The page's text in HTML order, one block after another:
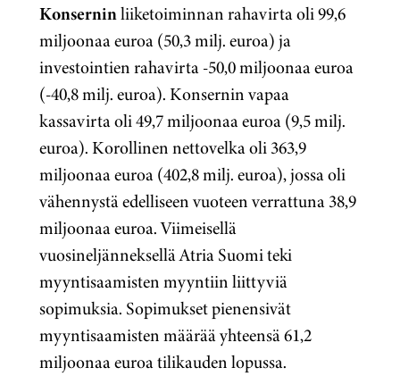
Konserninliiketoiminnan rahavirta oli 99,6
miljoonaa euroa (50,3 milj. euroa) ja
investointien rahavirta -50,0 miljoonaa euroa
(-40,8 milj. euroa). Konsernin vapaa
kassavirta oli 49,7 miljoonaa euroa (9,5 milj.
euroa). Korollinen nettovelka oli 363,9
miljoonaa euroa (402,8 milj. euroa), jossa oli
vähennystä edelliseen vuoteen verrattuna 38,9
miljoonaa euroa. Viimeisellä
vuosineljänneksellä Atria Suomi teki
myyntisaamisten myyntiin liittyviä
sopimuksia. Sopimukset pienensivät
myyntisaamisten määrää yhteensä 61,2
miljoonaa euroa tilikauden lopussa.